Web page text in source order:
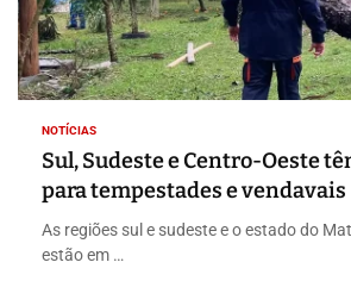
NOTÍCIAS
Sul, Sudeste e Centro-Oeste
para tempestades e vendavais
As regiões sul e sudeste e o estado do
estão em …